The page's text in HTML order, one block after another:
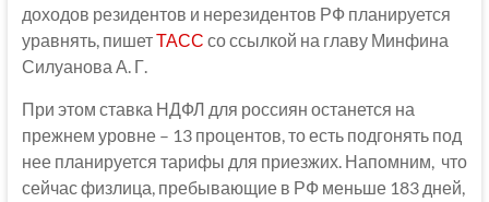
доходов резидентов и нерезидентов РФ планируется
уравнять, пишетТАСС со ссылкой на главу Минфина
Силуанова А. Г.
При этом ставка НДФЛ для россиян останется на
прежнем уровне – 13 процентов, то есть подгонять под
нее планируется тарифы для приезжих. Напомним, что
сейчас физлица, пребывающие в РФ меньше 183 дней,